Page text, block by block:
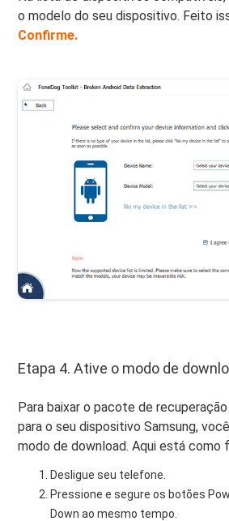
o modelo do seu dispositivo. Feito
Confirme.
Etapa 4. Ative o modo de
Para baixar o pacote de
para o seu dispositivo Samsung,
modo de download. Aqui está como
Desligue seu telefone.
Pressione e segure os botões
Down ao mesmo tempo.